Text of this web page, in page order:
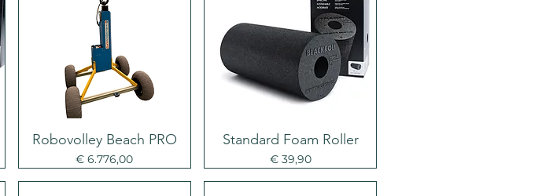
Robovolley Beach PRO
Prijs
€ 6.776,00
Standard Foam Roller
Prijs
€ 39,90